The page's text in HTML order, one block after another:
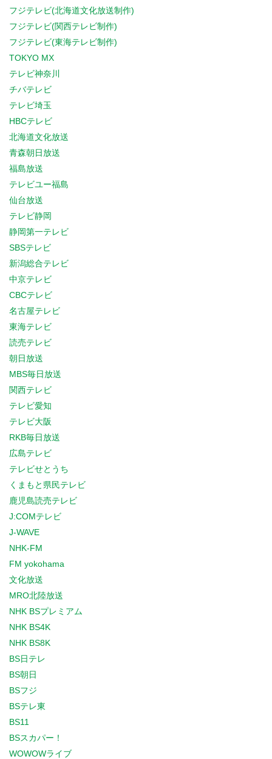
フジテレビ(北海道文化放送制作)
フジテレビ(関西テレビ制作)
フジテレビ(東海テレビ制作)
TOKYO MX
テレビ神奈川
チバテレビ
テレビ埼玉
HBCテレビ
北海道文化放送
青森朝日放送
福島放送
テレビユー福島
仙台放送
テレビ静岡
静岡第一テレビ
SBSテレビ
新潟総合テレビ
中京テレビ
CBCテレビ
名古屋テレビ
東海テレビ
読売テレビ
朝日放送
MBS毎日放送
関西テレビ
テレビ愛知
テレビ大阪
RKB毎日放送
広島テレビ
テレビせとうち
くまもと県民テレビ
鹿児島読売テレビ
J:COMテレビ
J-WAVE
NHK-FM
FM yokohama
文化放送
MRO北陸放送
NHK BSプレミアム
NHK BS4K
NHK BS8K
BS日テレ
BS朝日
BSフジ
BSテレ東
BS11
BSスカパー！
WOWOWライブ